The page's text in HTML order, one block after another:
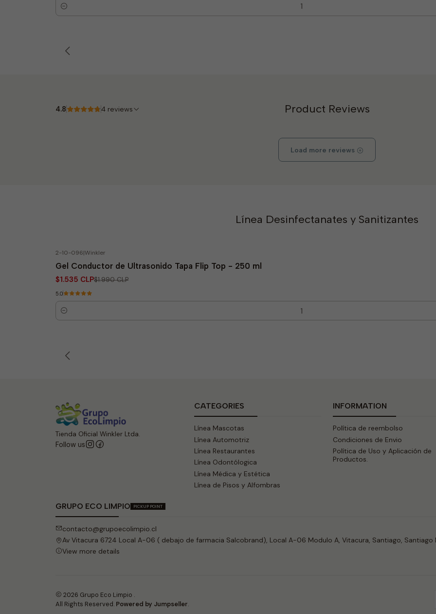
Quantity
Product Reviews
4.8 4 reviews
Load more reviews
Línea Desinfectanates y Sanitizantes
2-10-096|Winkler
Gel Conductor de Ultrasonido Tapa Flip Top - 250 ml
$1.535 CLP$1.990 CLP
5.0
Quantity
Tienda Oficial Winkler Ltda.
Follow us
CATEGORIES
Línea Mascotas
Línea Automotriz
Línea Restaurantes
Línea Odontólogica
Línea Médica y Estética
Línea de Pisos y Alfombras
INFORMATION
Política de reembolso
Condiciones de Envio
Política de Uso y Aplicación de
Productos.
GRUPO ECO LIMPIO PICKUP POINT
contacto@grupoecolimpio.cl
Av Vitacura 6724 Local A-06 ( debajo de farmacia Salcobrand), Local A-06 Modulo A, Vitacura, Santiago, Santiago
View more details
2026 Grupo Eco Limpio .
All Rights Reserved. Powered by Jumpseller.